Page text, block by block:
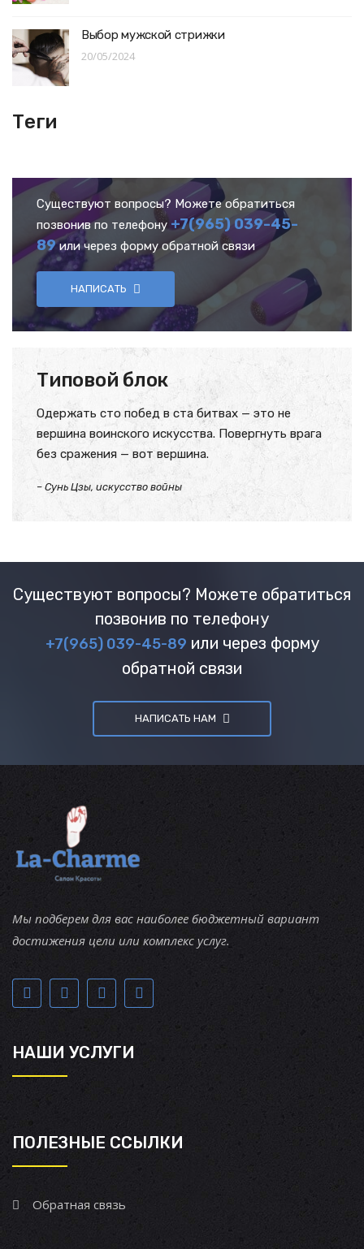
Выбор мужской стрижки
20/05/2024
Теги
Существуют вопросы? Можете обратиться
позвонив по телефону +7(965) 039-45-
89 или через форму обратной связи
НАПИСАТЬ
Типовой блок
Одержать сто побед в ста битвах — это не
вершина воинского искусства. Повергнуть врага
без сражения — вот вершина.
– Сунь Цзы, искусство войны
Существуют вопросы? Можете обратиться
позвонив по телефону
+7(965) 039-45-89 или через форму
обратной связи
НАПИСАТЬ НАМ
Мы подберем для вас наиболее бюджетный вариант
достижения цели или комплекс услуг.
НАШИ УСЛУГИ
ПОЛЕЗНЫЕ ССЫЛКИ
Обратная связь